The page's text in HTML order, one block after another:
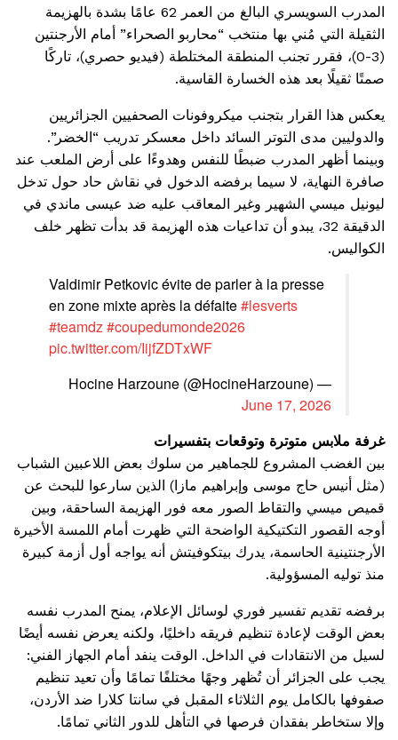
المدرب السويسري البالغ من العمر 62 عامًا بشدة بالهزيمة
الثقيلة التي مُني بها منتخب “محاربو الصحراء” أمام الأرجنتين
(3-0)، فقرر تجنب المنطقة المختلطة (فيديو حصري)، تاركًا
صمتًا ثقيلًا بعد هذه الخسارة القاسية.
يعكس هذا القرار بتجنب ميكروفونات الصحفيين الجزائريين
والدوليين مدى التوتر السائد داخل معسكر تدريب “الخضر”.
وبينما أظهر المدرب ضبطًا للنفس وهدوءًا على أرض الملعب عند
صافرة النهاية، لا سيما برفضه الدخول في نقاش حاد حول تدخل
ليونيل ميسي الشهير وغير المعاقب عليه ضد عيسى ماندي في
الدقيقة 32، يبدو أن تداعيات هذه الهزيمة قد بدأت تظهر خلف
الكواليس.
Valdimir Petkovic évite de parler à la presse
en zone mixte après la défaite#lesverts
#teamdz#coupedumonde2026
pic.twitter.com/IijfZDTxWF
— Hocine Harzoune (@HocineHarzoune)
June 17, 2026
غرفة ملابس متوترة وتوقعات بتفسيرات
بين الغضب المشروع للجماهير من سلوك بعض اللاعبين الشباب
(مثل أنيس حاج موسى وإبراهيم مازا) الذين سارعوا للبحث عن
قميص ميسي والتقاط الصور معه فور الهزيمة الساحقة، وبين
أوجه القصور التكتيكية الواضحة التي ظهرت أمام اللمسة الأخيرة
الأرجنتينية الحاسمة، يدرك بيتكوفيتش أنه يواجه أول أزمة كبيرة
منذ توليه المسؤولية.
برفضه تقديم تفسير فوري لوسائل الإعلام، يمنح المدرب نفسه
بعض الوقت لإعادة تنظيم فريقه داخليًا، ولكنه يعرض نفسه أيضًا
لسيل من الانتقادات في الداخل. الوقت ينفد أمام الجهاز الفني:
يجب على الجزائر أن تُظهر وجهًا مختلفًا تمامًا وأن تعيد تنظيم
صفوفها بالكامل يوم الثلاثاء المقبل في سانتا كلارا ضد الأردن،
وإلا ستخاطر بفقدان فرصها في التأهل للدور الثاني تمامًا.